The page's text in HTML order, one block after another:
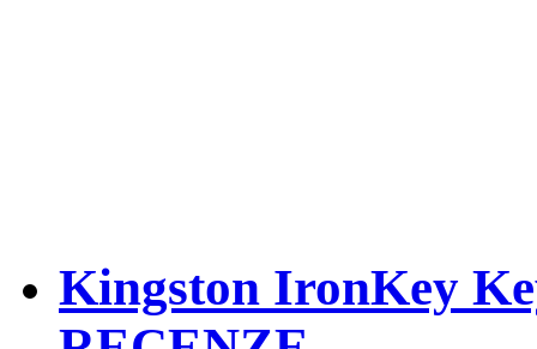
Kingston IronKey